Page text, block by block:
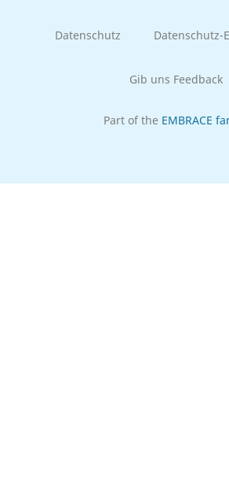
Datenschutz Datenschutz-
Gib uns Feedback
Part of the EMBRACE